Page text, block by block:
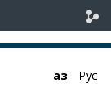
Қаз Рус